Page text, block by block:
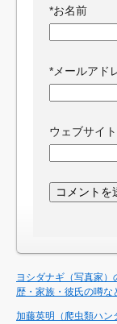
*お名前
*メールアド
ウェブサイト
ヨシダナギ（写真家
歴・家族・彼氏の噂な
加藤英明（爬虫類ハン